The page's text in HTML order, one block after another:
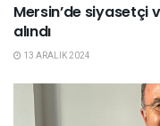
Mersin’de siyasetçi
alındı
13 ARALIK 2024